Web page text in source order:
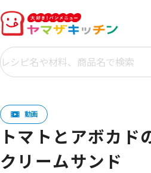
トマトとアボカド
クリームサンド